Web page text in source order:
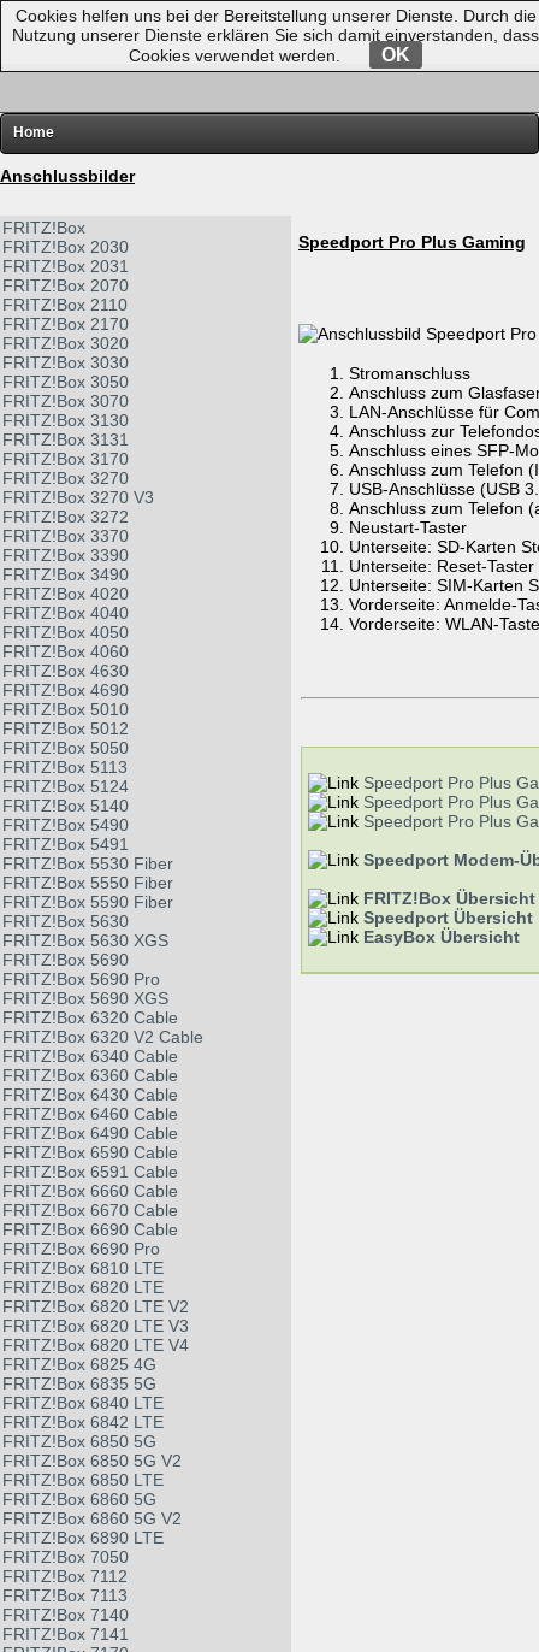
Home
FRITZ!
Hardware
Software
Links
Diverses
Anschlussbilder
FRITZ!Box
FRITZ!Box 2030
FRITZ!Box 2031
FRITZ!Box 2070
FRITZ!Box 2110
FRITZ!Box 2170
FRITZ!Box 3020
FRITZ!Box 3030
FRITZ!Box 3050
FRITZ!Box 3070
FRITZ!Box 3130
FRITZ!Box 3131
FRITZ!Box 3170
FRITZ!Box 3270
FRITZ!Box 3270 V3
FRITZ!Box 3272
FRITZ!Box 3370
FRITZ!Box 3390
FRITZ!Box 3490
FRITZ!Box 4020
FRITZ!Box 4040
FRITZ!Box 4050
FRITZ!Box 4060
FRITZ!Box 4630
FRITZ!Box 4690
FRITZ!Box 5010
FRITZ!Box 5012
FRITZ!Box 5050
FRITZ!Box 5113
FRITZ!Box 5124
FRITZ!Box 5140
FRITZ!Box 5490
FRITZ!Box 5491
FRITZ!Box 5530 Fiber
FRITZ!Box 5550 Fiber
FRITZ!Box 5590 Fiber
FRITZ!Box 5630
FRITZ!Box 5630 XGS
FRITZ!Box 5690
FRITZ!Box 5690 Pro
FRITZ!Box 5690 XGS
FRITZ!Box 6320 Cable
FRITZ!Box 6320 V2 Cable
FRITZ!Box 6340 Cable
FRITZ!Box 6360 Cable
FRITZ!Box 6430 Cable
FRITZ!Box 6460 Cable
FRITZ!Box 6490 Cable
FRITZ!Box 6590 Cable
FRITZ!Box 6591 Cable
FRITZ!Box 6660 Cable
FRITZ!Box 6670 Cable
FRITZ!Box 6690 Cable
FRITZ!Box 6690 Pro
FRITZ!Box 6810 LTE
FRITZ!Box 6820 LTE
FRITZ!Box 6820 LTE V2
FRITZ!Box 6820 LTE V3
FRITZ!Box 6820 LTE V4
FRITZ!Box 6825 4G
FRITZ!Box 6835 5G
FRITZ!Box 6840 LTE
FRITZ!Box 6842 LTE
FRITZ!Box 6850 5G
FRITZ!Box 6850 5G V2
FRITZ!Box 6850 LTE
FRITZ!Box 6860 5G
FRITZ!Box 6860 5G V2
FRITZ!Box 6890 LTE
FRITZ!Box 7050
FRITZ!Box 7112
FRITZ!Box 7113
FRITZ!Box 7140
FRITZ!Box 7141
Speedport Pro Plus Gaming
Stromanschluss
Anschluss zum
LAN-Anschlüsse für
Anschluss zur
Anschluss eines SFP-
Anschluss zum Telefon
USB-Anschlüsse (USB
Anschluss zum Telefon
Neustart-Taster
Unterseite: SD-Karten
Unterseite: Reset-Taster
Unterseite: SIM-Karten
Vorderseite: Anmelde-
Vorderseite: WLAN-
Speedport Pro Plus
Speedport Pro Plus
Speedport Pro Plus
Speedport Modem-
FRITZ!Box Übersicht
Speedport Übersicht
EasyBox Übersicht
Cookies helfen uns bei der Bereitstellung unserer Dienste. Durch die
Nutzung unserer Dienste erklären Sie sich damit einverstanden, dass
Cookies verwendet werden.
OK